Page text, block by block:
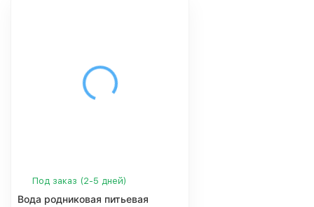
Под заказ (2-5 дней)
Вода родниковая питьевая